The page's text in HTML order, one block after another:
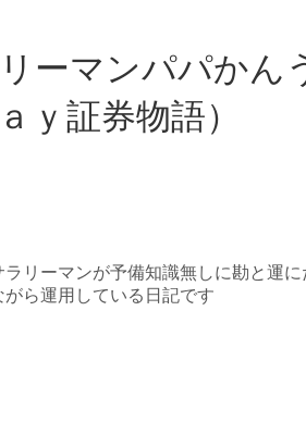
ーマンパパかん
ｙ証券物語）
リーマンが予備知識無しに勘と運
がら運用している日記です